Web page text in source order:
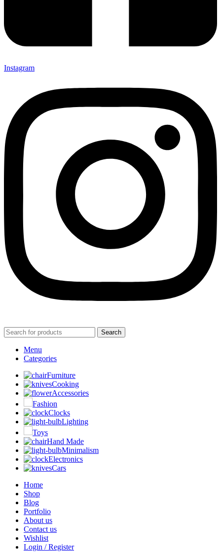
Instagram
Search
Menu
Categories
Furniture
Cooking
Accessories
Fashion
Clocks
Lighting
Toys
Hand Made
Minimalism
Electronics
Cars
Home
Shop
Blog
Portfolio
About us
Contact us
Wishlist
Login / Register